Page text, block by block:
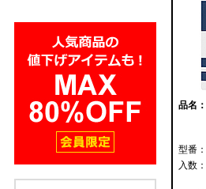
品名：
型番：
入数：